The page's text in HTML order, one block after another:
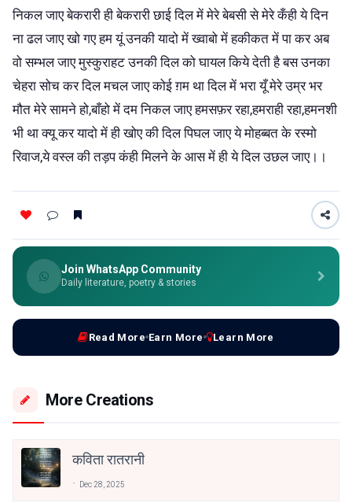
निकल जाए बेकरारी ही बेकरारी छाई दिल में मेरे बेबसी से मेरे कँही ये दिन
ना ढल जाए खो गए हम यूं उनकी यादो में ख्वाबो में हकीकत में पा कर अब
वो सम्भल जाए मुस्कुराहट उनकी दिल को घायल किये देती है बस उनका
चेहरा सोच कर दिल मचल जाए कोई ग़म था दिल में भरा यूँ मेरे उम्र भर
मौत मेरे सामने हो,बाँहो में दम निकल जाए हमसफ़र रहा,हमराही रहा,हमनशी
भी था क्यू कर यादो में ही खोए की दिल पिघल जाए ये मोहब्बत के रस्मो
रिवाज,ये वस्ल की तड़प कंही मिलने के आस में ही ये दिल उछल जाए।।
Join WhatsApp Community
Daily literature, poetry & stories
Read More Earn More Learn More
More Creations
कविता रातरानी
Dec 28, 2025